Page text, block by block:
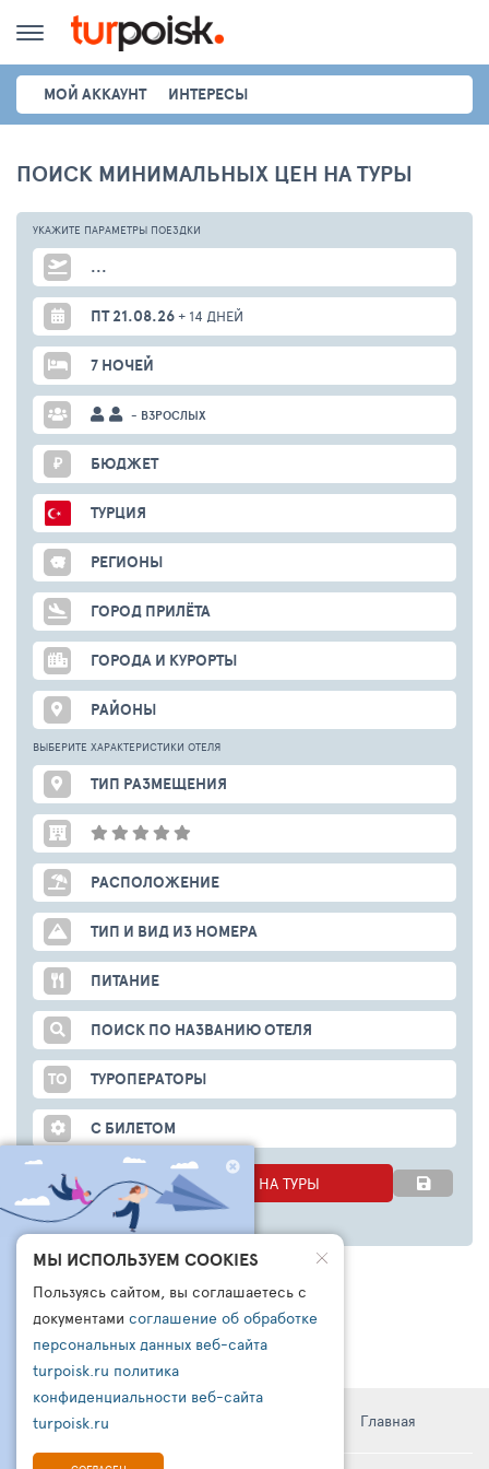
МОЙ АККАУНТ ИНТЕРЕСЫ
ПОИСК МИНИМАЛЬНЫХ ЦЕН НА ТУРЫ
УКАЖИТЕ ПАРАМЕТРЫ ПОЕЗДКИ
...
ПТ 21.08.26+ 14 ДНЕЙ
7 НОЧЕЙ
- ВЗРОСЛЫХ
₽ БЮДЖЕТ
ТУРЦИЯ
РЕГИОНЫ
ГОРОД ПРИЛЁТА
ГОРОДА И КУРОРТЫ
РАЙОНЫ
ВЫБЕРИТЕ ХАРАКТЕРИСТИКИ ОТЕЛЯ
ТИП РАЗМЕЩЕНИЯ
РАСПОЛОЖЕНИЕ
ТИП И ВИД ИЗ НОМЕРА
ПИТАНИЕ
ПОИСК ПО НАЗВАНИЮ ОТЕЛЯ
ТО ТУРОПЕРАТОРЫ
С БИЛЕТОМ
НАЧАТЬ ПОИСК ЦЕН НА ТУРЫ
Информация Главная
ЧТО БРОНИРУЮТ
ДРУГИЕ СЕГОДНЯ?
ПОДПИШИСЬ НА НАШ
КАНАЛ В ТЕЛЕГРАМ
Узнайте:
- Что чаще всего бронируют другие
- Какую подборку для вас готовы
сделать турагенты
МЫ ИСПОЛЬЗУЕМ COOKIES
Пользуясь сайтом, вы соглашаетесь с
документами соглашение об обработке
персональных данных веб-сайта
turpoisk.ru политика
конфиденциальности веб-сайта
turpoisk.ru